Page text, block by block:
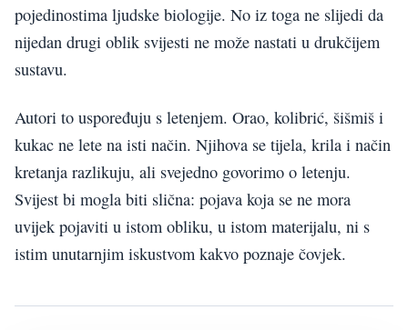
pojedinostima ljudske biologije. No iz toga ne slijedi da
nijedan drugi oblik svijesti ne može nastati u drukčijem
sustavu.
Autori to uspoređuju s letenjem. Orao, kolibrić, šišmiš i
kukac ne lete na isti način. Njihova se tijela, krila i način
kretanja razlikuju, ali svejedno govorimo o letenju.
Svijest bi mogla biti slična: pojava koja se ne mora
uvijek pojaviti u istom obliku, u istom materijalu, ni s
istim unutarnjim iskustvom kakvo poznaje čovjek.